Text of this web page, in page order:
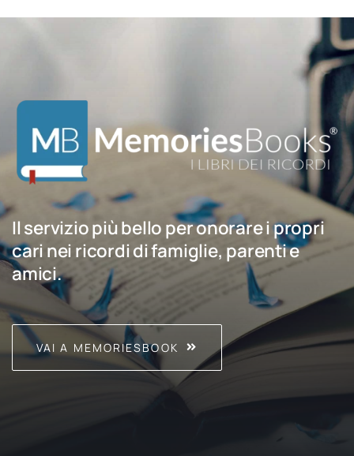
Il servizio più bello per onorare i propri
cari nei ricordi di famiglie, parenti e
amici.
VAI A MEMORIESBOOK